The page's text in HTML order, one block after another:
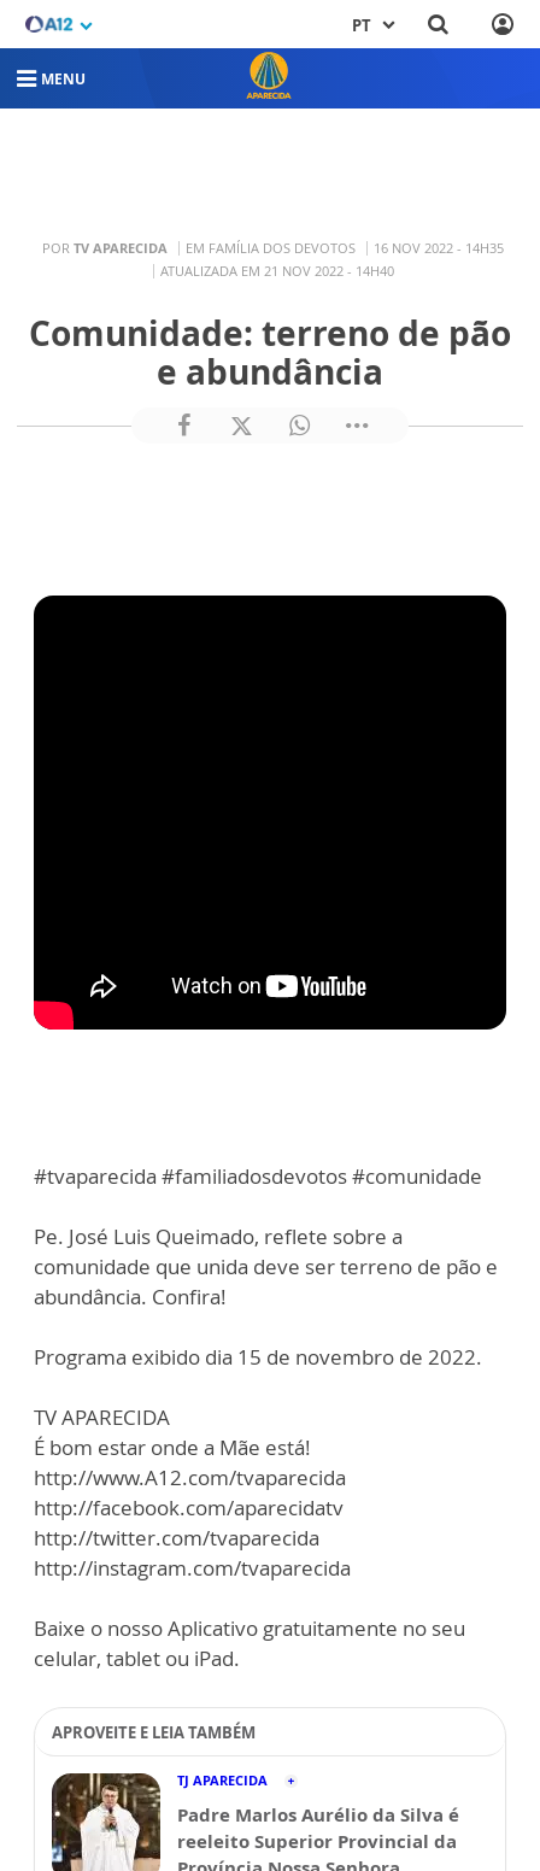
PT
MENU
POR TV APARECIDA EM FAMÍLIA DOS DEVOTOS
16 NOV 2022 - 14H35
ATUALIZADA EM 21 NOV 2022 - 14H40
Comunidade: terreno de pão
e abundância
#tvaparecida #familiadosdevotos #comunidade
Pe. José Luis Queimado, reflete sobre a
comunidade que unida deve ser terreno de pão e
abundância. Confira!
Programa exibido dia 15 de novembro de 2022.
TV APARECIDA
É bom estar onde a Mãe está!
http://www.A12.com/tvaparecida
http://facebook.com/aparecidatv
http://twitter.com/tvaparecida
http://instagram.com/tvaparecida
Baixe o nosso Aplicativo gratuitamente no seu
celular, tablet ou iPad.
APROVEITE E LEIA TAMBÉM
TJ APARECIDA
Padre Marlos Aurélio da Silva é
reeleito Superior Provincial da